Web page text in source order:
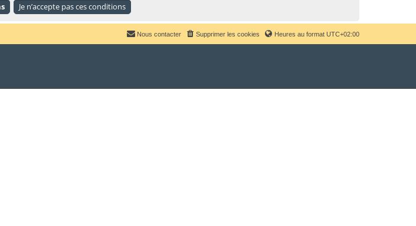
Heures au format UTC+02:00
Supprimer les cookies
Nous contacter